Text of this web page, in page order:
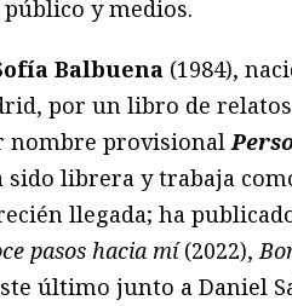
y medios.
Balbuena (1984),
por un libro de
nombre provisional
sido librera y trabaja
llegada; ha
pasos hacia mí(2022),
último junto a Daniel